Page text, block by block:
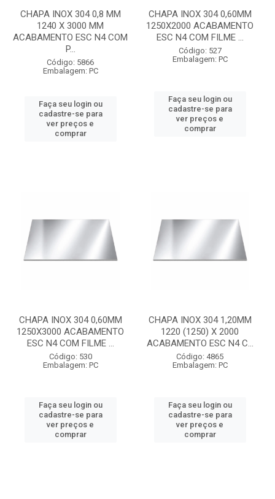
CHAPA INOX 304 0,8 MM
1240 X 3000 MM
ACABAMENTO ESC N4 COM
P...
Código: 5866
Embalagem: PC
Faça seu login ou
cadastre-se para
ver preços e
comprar
CHAPA INOX 304 0,60MM
1250X2000 ACABAMENTO
ESC N4 COM FILME ...
Código: 527
Embalagem: PC
Faça seu login ou
cadastre-se para
ver preços e
comprar
CHAPA INOX 304 0,60MM
1250X3000 ACABAMENTO
ESC N4 COM FILME ...
Código: 530
Embalagem: PC
Faça seu login ou
cadastre-se para
ver preços e
comprar
CHAPA INOX 304 1,20MM
1220 (1250) X 2000
ACABAMENTO ESC N4 C...
Código: 4865
Embalagem: PC
Faça seu login ou
cadastre-se para
ver preços e
comprar